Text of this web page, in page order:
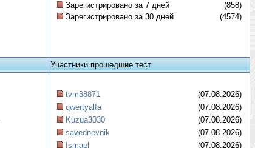
Зарегистрировано за 7 дней
(858)
Зарегистрировано за 30 дней
(4574)
Участники прошедшие тест
tvm38871
(07.08.2026)
qwertyalfa
(07.08.2026)
Kuzua3030
(07.08.2026)
savednevnik
(07.08.2026)
Ismael
(07.08.2026)